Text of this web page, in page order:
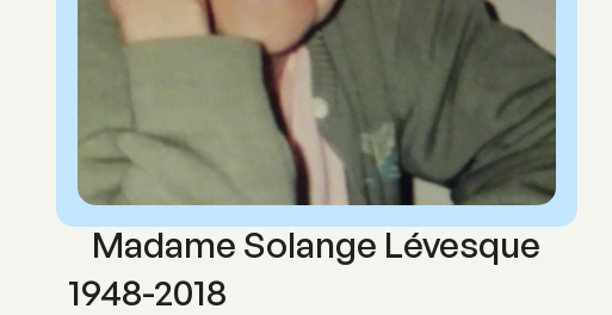
Madame Solange Lévesque
1948-2018